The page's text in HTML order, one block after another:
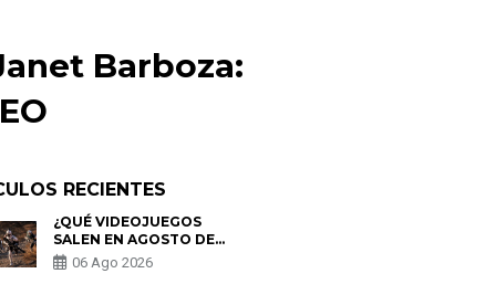
Barboza:
RECIENTES
¿QUÉ VIDEOJUEGOS
SALEN EN AGOSTO DE
2026? ESTOS SON LOS
ESTRENOS MÁS
06 Ago 2026